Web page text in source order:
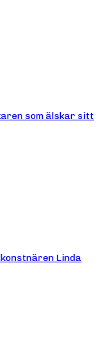
som älskar sitt
Linda